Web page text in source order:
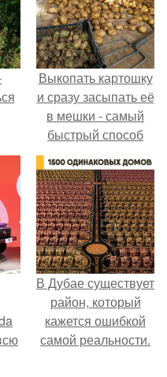
Выкопать картошку
и сразу засыпать её
в мешки - самый
быстрый способ
спрятать вместе с
урожаем гниль,
порезы и больные
клубни.
В Дубае существует
район, который
кажется ошибкой
самой реальности.